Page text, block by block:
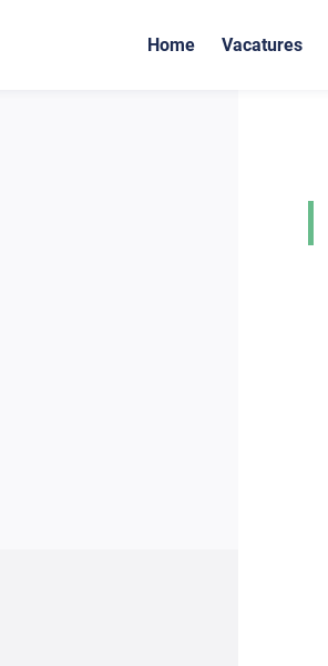
Home Vacatures